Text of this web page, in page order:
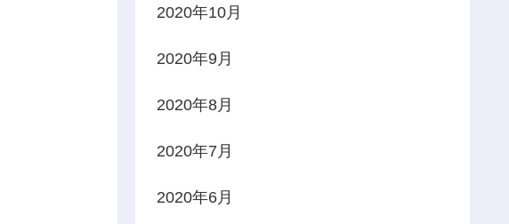
2020年10月
2020年9月
2020年8月
2020年7月
2020年6月